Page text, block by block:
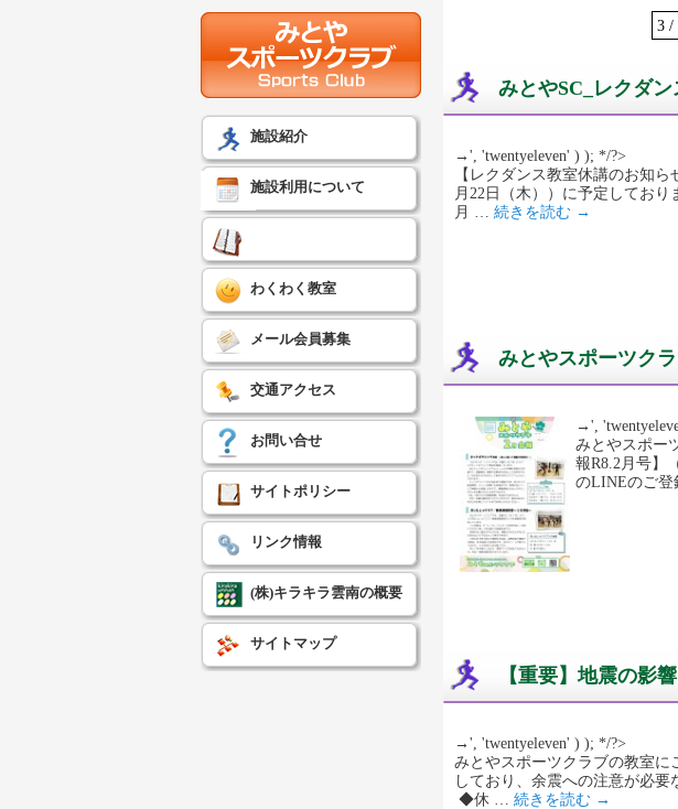
3 /
みとやSC_レクダ
→', 'twentyeleven' ) ); */?>
【レクダンス教室休講のお知
月22日（木））に予定してお
月 … 続きを読む →
みとやスポーツクラ
→',
みとやスポー
報R8.2月号】
のLINEのご
【重要】地震の影
→', 'twentyeleven' ) ); */?>
みとやスポーツクラブの教室
しており、余震への注意が必
◆休 … 続きを読む →
施設紹介
施設利用について
わくわく教室
メール会員募集
交通アクセス
お問い合せ
サイトポリシー
リンク情報
(株)キラキラ雲南の概要
サイトマップ